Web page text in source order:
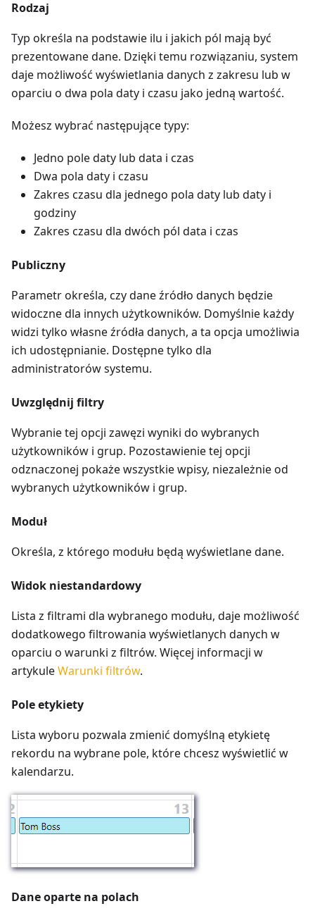
Rodzaj
Typ określa na podstawie ilu i jakich pól mają być
prezentowane dane. Dzięki temu rozwiązaniu, system
daje możliwość wyświetlania danych z zakresu lub w
oparciu o dwa pola daty i czasu jako jedną wartość.
Możesz wybrać następujące typy:
Jedno pole daty lub data i czas
Dwa pola daty i czasu
Zakres czasu dla jednego pola daty lub daty i
godziny
Zakres czasu dla dwóch pól data i czas
Publiczny
Parametr określa, czy dane źródło danych będzie
widoczne dla innych użytkowników. Domyślnie każdy
widzi tylko własne źródła danych, a ta opcja umożliwia
ich udostępnianie. Dostępne tylko dla
administratorów systemu.
Uwzględnij filtry
Wybranie tej opcji zawęzi wyniki do wybranych
użytkowników i grup. Pozostawienie tej opcji
odznaczonej pokaże wszystkie wpisy, niezależnie od
wybranych użytkowników i grup.
Moduł
Określa, z którego modułu będą wyświetlane dane.
Widok niestandardowy
Lista z filtrami dla wybranego modułu, daje możliwość
dodatkowego filtrowania wyświetlanych danych w
oparciu o warunki z filtrów. Więcej informacji w
artykuleWarunki filtrów.
Pole etykiety
Lista wyboru pozwala zmienić domyślną etykietę
rekordu na wybrane pole, które chcesz wyświetlić w
kalendarzu.
Dane oparte na polach